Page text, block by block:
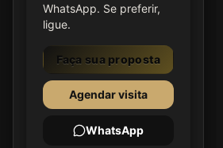
WhatsApp. Se preferir,
ligue.
Faça sua proposta
Agendar visita
WhatsApp